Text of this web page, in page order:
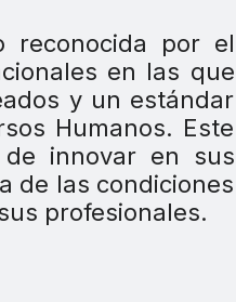
reconocida por el
en las que
y un estándar
Humanos. Este
de innovar en sus
de las condiciones
profesionales.